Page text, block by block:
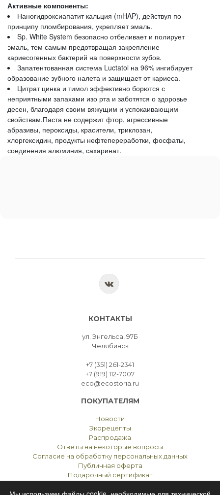
Активные компоненты:
Наногидроксиапатит кальция (mHAP), действуя по
принципу пломбирования, укрепляет эмаль.
Sp. White System безопасно отбеливает и полирует
эмаль, тем самым предотвращая закрепление
кариесогенных бактерий на поверхности зубов.
Запатентованная система Luctatol на 96% ингибирует
образование зубного налета и защищает от кариеса.
Цитрат цинка и тимол эффективно борются с
неприятными запахами изо рта и заботятся о здоровье
десен, благодаря своим вяжущим и успокаивающим
свойствам.Паста не содержит фтор, агрессивные
абразивы, пероксиды, красители, триклозан,
хлоргексидин, продукты нефтепереработки, фосфаты,
соединения алюминия, сахаринат.
КОНТАКТЫ
ул. Энгельса, 97Б
Челябинск
+7 (351) 261-2341
+7 (919) 112-7007
eco@ecostoria.ru
ПОКУПАТЕЛЯМ
Новости
Экорецепты
Распродажа
Ответы на некоторые вопросы
Согласие на обработку персональных данных
Публичная оферта
Подарочный сертификат